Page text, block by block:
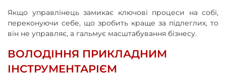
Якщо управлінець замикає ключові процеси на собі,
переконуючи себе, що зробить краще за підлеглих, то
він не управляє, а гальмує масштабування бізнесу.
ВОЛОДІННЯ ПРИКЛАДНИМ
ІНСТРУМЕНТАРІЄМ